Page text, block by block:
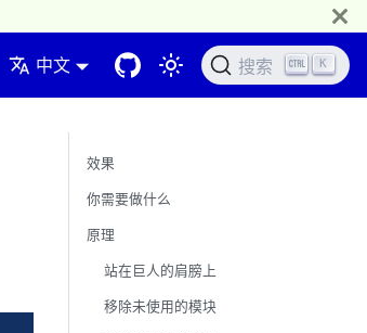
中文 搜索 K
效果
你需要做什么
原理
站在巨人的肩膀上
移除未使用的模块